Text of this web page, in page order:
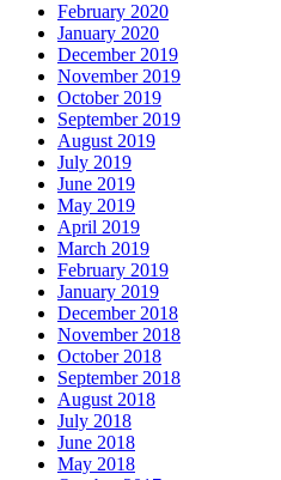
February 2020
January 2020
December 2019
November 2019
October 2019
September 2019
August 2019
July 2019
June 2019
May 2019
April 2019
March 2019
February 2019
January 2019
December 2018
November 2018
October 2018
September 2018
August 2018
July 2018
June 2018
May 2018